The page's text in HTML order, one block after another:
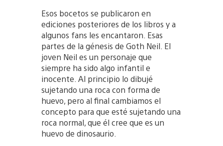
Esos bocetos se publicaron en
ediciones posteriores de los libros y a
algunos fans les encantaron. Esas
partes de la génesis de Goth Neil. El
joven Neil es un personaje que
siempre ha sido algo infantil e
inocente. Al principio lo dibujé
sujetando una roca con forma de
huevo, pero al final cambiamos el
concepto para que esté sujetando una
roca normal, que él cree que es un
huevo de dinosaurio.